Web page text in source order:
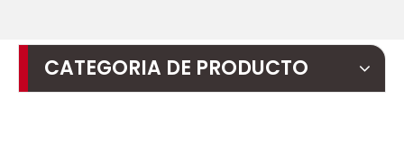
CATEGORIA DE PRODUCTO